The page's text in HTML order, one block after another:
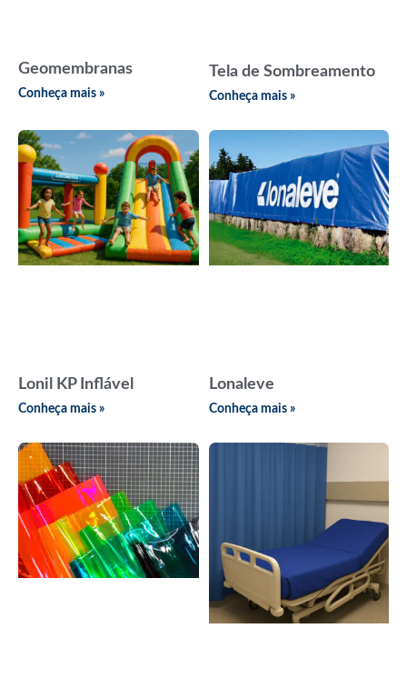
Geomembranas
Conheça mais »
Tela de Sombreamento
Conheça mais »
Lonil KP Inflável
Conheça mais »
Lonaleve
Conheça mais »